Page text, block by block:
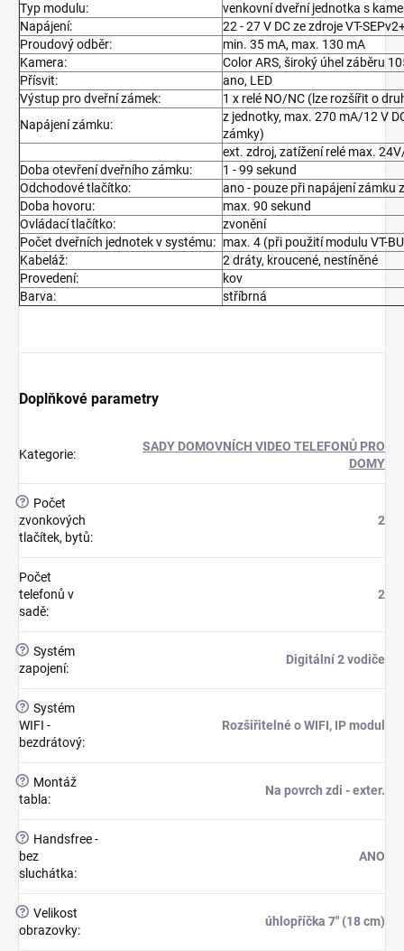
Typ modulu:
venkovní dveřní jednotka s
Napájení:
22 - 27 V DC ze zdroje VT-
Proudový odběr:
min. 35 mA, max. 130 mA
Kamera:
Color ARS, široký úhel záběru
Přísvit:
ano, LED
Výstup pro dveřní zámek:
1 x relé NO/NC (lze rozšířit o
Napájení zámku:
z jednotky, max. 270 mA/12 V
zámky)
ext. zdroj, zatížení relé max.
Doba otevření dveřního zámku:
1 - 99 sekund
Odchodové tlačítko:
ano - pouze při napájení zámku
Doba hovoru:
max. 90 sekund
Ovládací tlačítko:
zvonění
Počet dveřních jednotek v systému: max. 4 (při použití modulu VT-
Kabeláž:
2 dráty, kroucené, nestíněné
Provedení:
kov
Barva:
stříbrná
Doplňkové parametry
Kategorie:
SADY DOMOVNÍCH VIDEO TELEFONŮ PRO
DOMY
?
Počet
zvonkových
tlačítek, bytů:
2
Počet
telefonů v
sadě:
2
? Systém
zapojení:
Digitální 2 vodiče
? Systém
WIFI -
bezdrátový:
Rozšiřitelné o WIFI, IP modul
?
Montáž
tabla:
Na povrch zdi - exter.
?
Handsfree -
bez
sluchátka:
ANO
? Velikost
obrazovky:
úhlopříčka 7" (18 cm)